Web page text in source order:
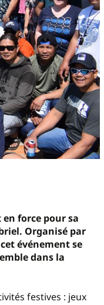
force pour sa
Organisé par
événement se
dans la
festives : jeux